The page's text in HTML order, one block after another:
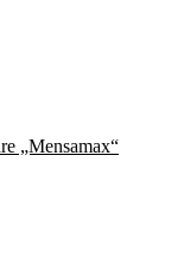
„Mensamax“